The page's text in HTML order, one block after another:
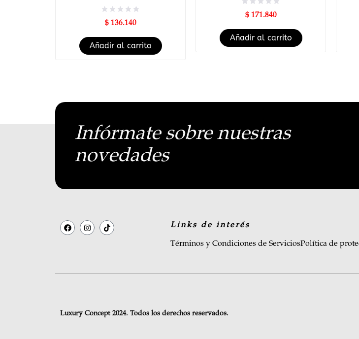
$136.140
Añadir al carrito
$171.840
Añadir al carrito
Infórmate sobre nuestras
novedades
Links de interés
Términos y Condiciones de ServiciosPolítica de
Luxury Concept 2024. Todos los derechos reservados.